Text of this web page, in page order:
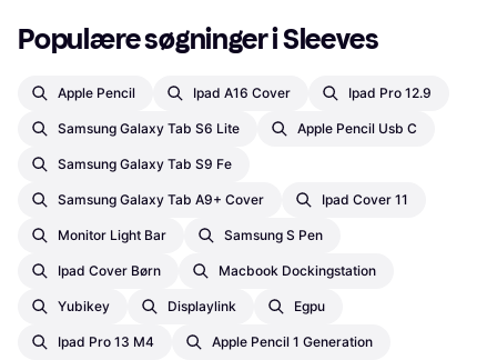
Populære søgninger i Sleeves
Apple Pencil Ipad A16 Cover Ipad Pro 12.9
Samsung Galaxy Tab S6 Lite Apple Pencil Usb C
Samsung Galaxy Tab S9 Fe
Samsung Galaxy Tab A9+ Cover Ipad Cover 11
Monitor Light Bar Samsung S Pen
Ipad Cover Børn Macbook Dockingstation
Yubikey Displaylink Egpu
Ipad Pro 13 M4 Apple Pencil 1 Generation